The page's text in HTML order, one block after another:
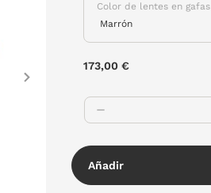
Color de lentes en gafas
173,00 €
Añadir